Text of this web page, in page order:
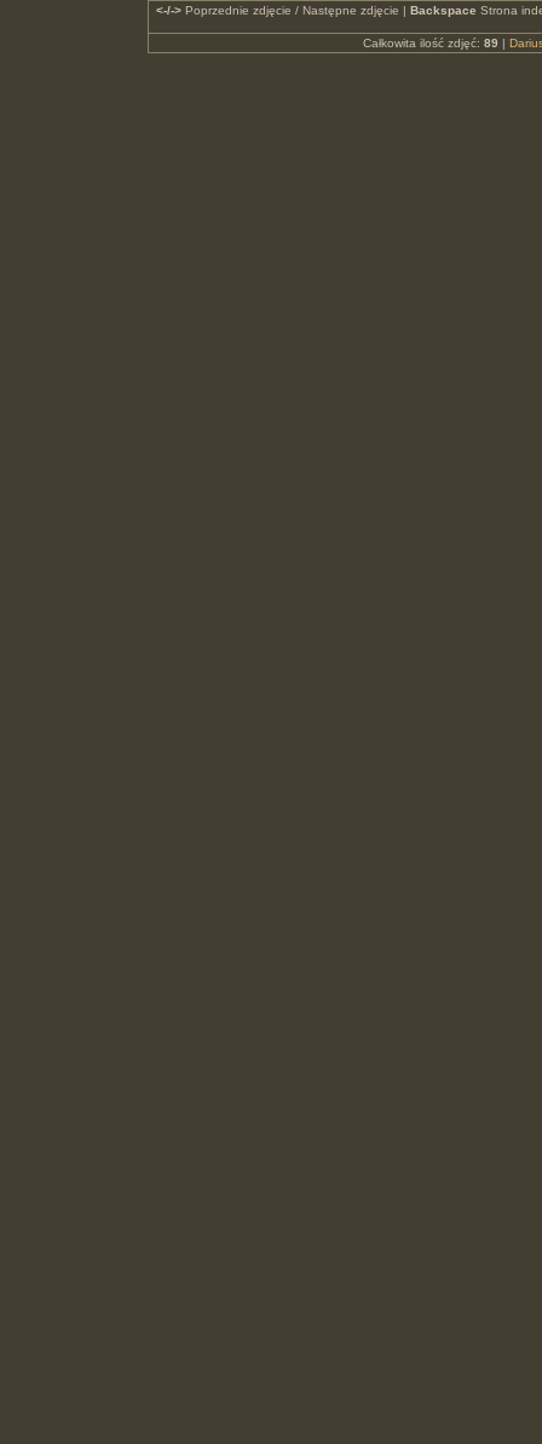
<-/->Poprzednie zdjęcie / Następne zdjęcie | Backspace Strona
Całkowita ilość zdjęć: 89 |